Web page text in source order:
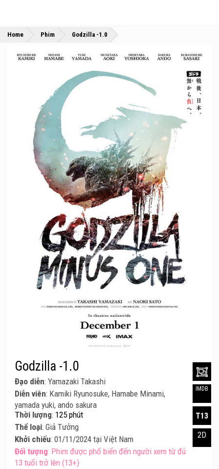
Home »
Phim »
Godzilla -1.0
Godzilla -1.0
Đạo diễn: Yamazaki Takashi
Diễn viên: Kamiki Ryunosuke, Hamabe Minami,
yamada yuki, ando sakura
Thời lượng: 125 phút
Thể loại: Giả Tưởng
Khởi chiếu: 01/11/2024 tại Việt Nam
Đối tượng: Phim được phổ biến đến người xem từ đủ
13 tuổi trở lên (13+)
IMDB
T13
2D